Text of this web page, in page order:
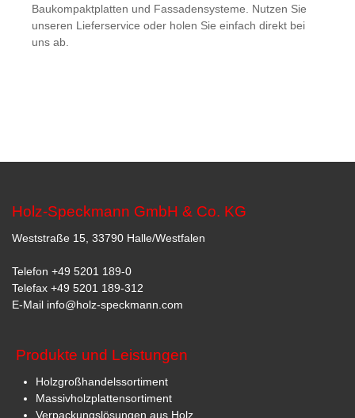
Baukompaktplatten und Fassadensysteme. Nutzen Sie
unseren Lieferservice oder holen Sie einfach direkt bei
uns ab.
Holz-Speckmann GmbH & Co. KG
Weststraße 15, 33790 Halle/Westfalen
Telefon +49 5201 189-0
Telefax +49 5201 189-312
E-Mail info@holz-speckmann.com
Produkte und Leistungen
Holzgroßhandelssortiment
Massivholzplattensortiment
Verpackungslösungen aus Holz